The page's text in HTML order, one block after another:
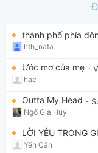
Tìm theo hợp
Yêu cầu hợp âm
Tắt quảng cáo
thành phố phía
hth_nata
Ước mơ của mẹ -
hac
Outta My Head -
Ngô Gia Huy
LỜI YÊU TRONG
Yến Cận